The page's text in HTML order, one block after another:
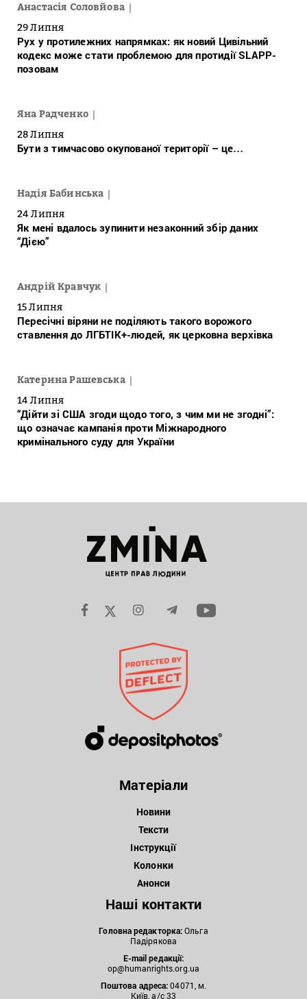
Анастасія Соловйова
29 Липня
Рух у протилежних напрямках: як новий Цивільний
кодекс може стати проблемою для протидії SLAPP-
позовам
Яна Радченко
28 Липня
Бути з тимчасово окупованої території – це…
Надія Бабинська
24 Липня
Як мені вдалось зупинити незаконний збір даних
“Дією”
Андрій Кравчук
15 Липня
Пересічні віряни не поділяють такого ворожого
ставлення до ЛГБТІК+-людей, як церковна верхівка
Катерина Рашевська
14 Липня
“Дійти зі США згоди щодо того, з чим ми не згодні”:
що означає кампанія проти Міжнародного
кримінального суду для України
Матеріали
Новини
Тексти
Інструкції
Колонки
Анонси
Наші контакти
Головна редакторка:Ольга
Падірякова
E-mail редакції:
op@humanrights.org.ua
Поштова адреса:04071, м.
Київ, а/с 33